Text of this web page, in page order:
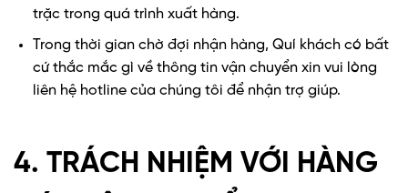
trặc trong quá trình xuất hàng.
Trong thời gian chờ đợi nhận hàng, Quí khách có bất
cứ thắc mắc gì về thông tin vận chuyển xin vui lòng
liên hệ hotline của chúng tôi để nhận trợ giúp.
4. TRÁCH NHIỆM VỚI HÀNG